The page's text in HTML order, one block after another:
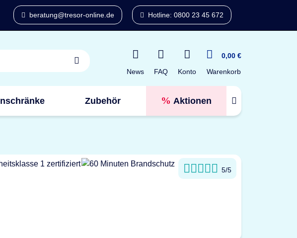
beratung@tresor-online.de Hotline: 0800 23 45 672
News FAQ Konto
0,00 €
Warenkorb
Zubehör Aktionen
5/5